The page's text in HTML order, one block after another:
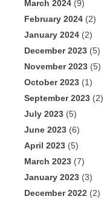
March 2024 (9)
February 2024 (2)
January 2024 (2)
December 2023 (5)
November 2023 (5)
October 2023 (1)
September 2023 (2)
July 2023 (5)
June 2023 (6)
April 2023 (5)
March 2023 (7)
January 2023 (3)
December 2022 (2)